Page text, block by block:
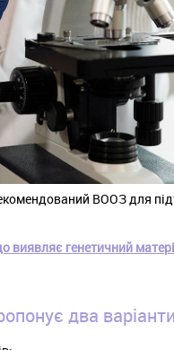
ВООЗ для
виявляє генетичний
два